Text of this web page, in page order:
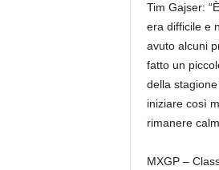
Tim Gajser:
era difficile e
avuto alcuni
fatto un
della
iniziare così
rimanere
MXGP –